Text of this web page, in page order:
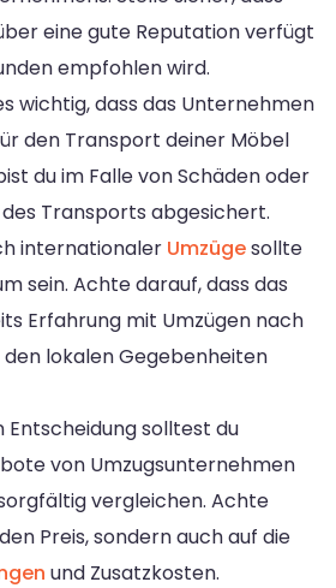
eine gute Reputation verfügt
empfohlen wird.
wichtig, dass das Unternehmen
den Transport deiner Möbel
du im Falle von Schäden oder
Transports abgesichert.
internationaler Umzügesollte
sein. Achte darauf, dass das
Erfahrung mit Umzügen nach
lokalen Gegebenheiten
solltest du
von Umzugsunternehmen
vergleichen. Achte
Preis, sondern auch auf die
und Zusatzkosten.